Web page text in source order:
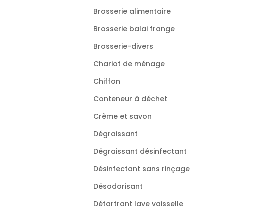
Brosserie alimentaire
Brosserie balai frange
Brosserie-divers
Chariot de ménage
Chiffon
Conteneur à déchet
Crème et savon
Dégraissant
Dégraissant désinfectant
Désinfectant sans rinçage
Désodorisant
Détartrant lave vaisselle